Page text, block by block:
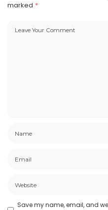
marked *
Save my name, email, and